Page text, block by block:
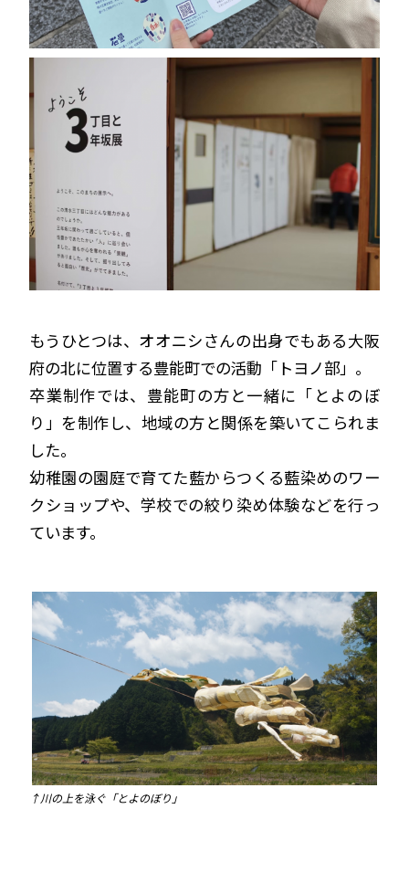
もうひとつは、オオニシさんの出身でもある大阪
府の北に位置する豊能町での活動「トヨノ部」。
卒業制作では、豊能町の方と一緒に「とよのぼ
り」を制作し、地域の方と関係を築いてこられま
した。
幼稚園の園庭で育てた藍からつくる藍染めのワー
クショップや、学校での絞り染め体験などを行っ
ています。
↑川の上を泳ぐ「とよのぼり」